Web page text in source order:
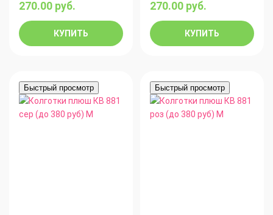
270.00 руб.
КУПИТЬ
270.00 руб.
КУПИТЬ
Быстрый просмотр Быстрый просмотр